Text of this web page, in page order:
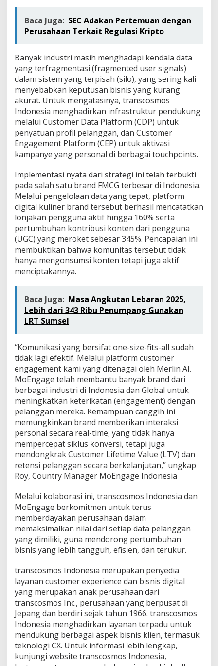
Baca Juga: SEC Adakan Pertemuan dengan
Perusahaan Terkait Regulasi Kripto
Banyak industri masih menghadapi kendala data
yang terfragmentasi (fragmented user signals)
dalam sistem yang terpisah (silo), yang sering kali
menyebabkan keputusan bisnis yang kurang
akurat. Untuk mengatasinya, transcosmos
Indonesia menghadirkan infrastruktur pendukung
melalui Customer Data Platform (CDP) untuk
penyatuan profil pelanggan, dan Customer
Engagement Platform (CEP) untuk aktivasi
kampanye yang personal di berbagai touchpoints.
Implementasi nyata dari strategi ini telah terbukti
pada salah satu brand FMCG terbesar di Indonesia.
Melalui pengelolaan data yang tepat, platform
digital kuliner brand tersebut berhasil mencatatkan
lonjakan pengguna aktif hingga 160% serta
pertumbuhan kontribusi konten dari pengguna
(UGC) yang meroket sebesar 345%. Pencapaian ini
membuktikan bahwa komunitas tersebut tidak
hanya mengonsumsi konten tetapi juga aktif
menciptakannya.
Baca Juga: Masa Angkutan Lebaran 2025,
Lebih dari 343 Ribu Penumpang Gunakan
LRT Sumsel
“Komunikasi yang bersifat one-size-fits-all sudah
tidak lagi efektif. Melalui platform customer
engagement kami yang ditenagai oleh Merlin AI,
MoEngage telah membantu banyak brand dari
berbagai industri di Indonesia dan Global untuk
meningkatkan keterikatan (engagement) dengan
pelanggan mereka. Kemampuan canggih ini
memungkinkan brand memberikan interaksi
personal secara real-time, yang tidak hanya
mempercepat siklus konversi, tetapi juga
mendongkrak Customer Lifetime Value (LTV) dan
retensi pelanggan secara berkelanjutan,” ungkap
Roy, Country Manager MoEngage Indonesia
Melalui kolaborasi ini, transcosmos Indonesia dan
MoEngage berkomitmen untuk terus
memberdayakan perusahaan dalam
memaksimalkan nilai dari setiap data pelanggan
yang dimiliki, guna mendorong pertumbuhan
bisnis yang lebih tangguh, efisien, dan terukur.
transcosmos Indonesia merupakan penyedia
layanan customer experience dan bisnis digital
yang merupakan anak perusahaan dari
transcosmos Inc., perusahaan yang berpusat di
Jepang dan berdiri sejak tahun 1966. transcosmos
Indonesia menghadirkan layanan terpadu untuk
mendukung berbagai aspek bisnis klien, termasuk
teknologi CX. Untuk informasi lebih lengkap,
kunjungi website transcosmos Indonesia,